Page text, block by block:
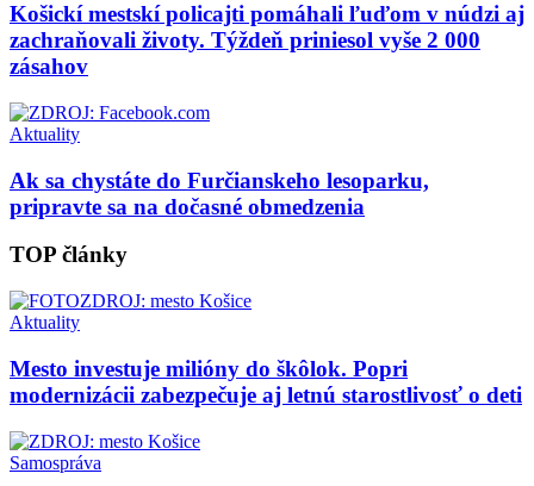
Košickí mestskí policajti pomáhali ľuďom v núdzi aj
zachraňovali životy. Týždeň priniesol vyše 2 000
zásahov
Aktuality
Ak sa chystáte do Furčianskeho lesoparku,
pripravte sa na dočasné obmedzenia
TOP články
Aktuality
Mesto investuje milióny do škôlok. Popri
modernizácii zabezpečuje aj letnú starostlivosť o deti
Samospráva